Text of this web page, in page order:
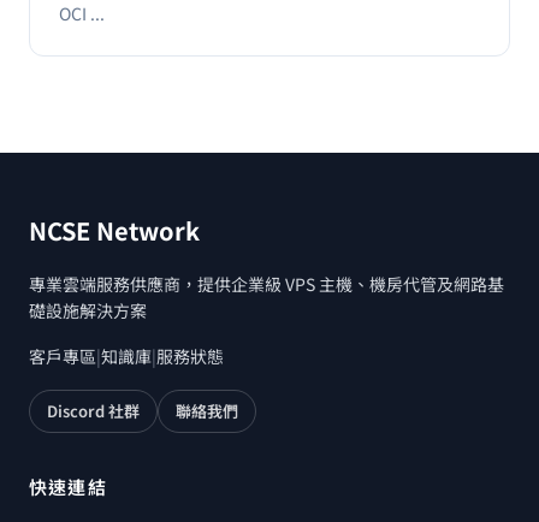
OCI ...
NCSE Network
專業雲端服務供應商，提供企業級 VPS 主機、機房代管及網路基
礎設施解決方案
客戶專區|知識庫|服務狀態
Discord 社群 聯絡我們
快速連結